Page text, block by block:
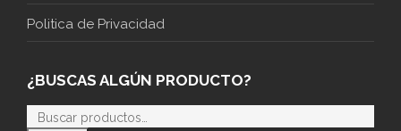
Politica de Privacidad
¿BUSCAS ALGÚN PRODUCTO?